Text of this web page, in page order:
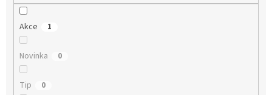
Akce 1
Novinka 0
Tip 0